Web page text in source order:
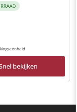
bekijken